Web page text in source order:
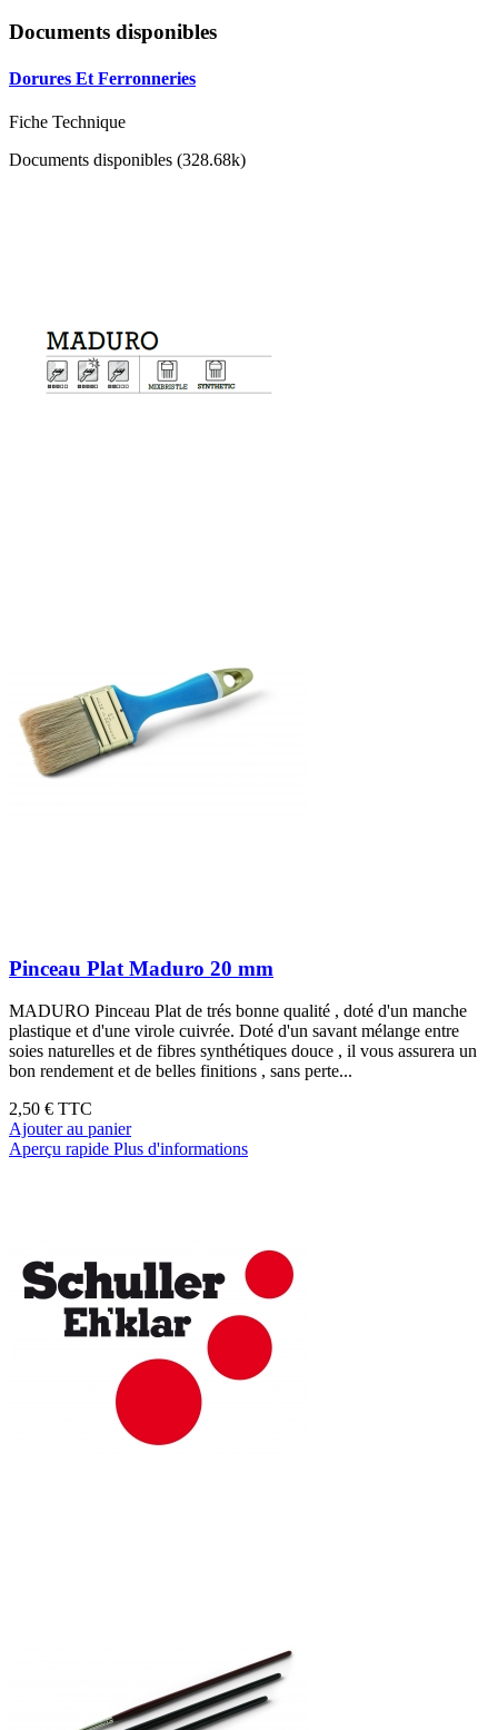
Documents disponibles
Dorures Et Ferronneries
Fiche Technique
Documents disponibles (328.68k)
Pinceau Plat Maduro 20 mm
MADURO Pinceau Plat de trés bonne qualité , doté d'un manche
plastique et d'une virole cuivrée. Doté d'un savant mélange entre
soies naturelles et de fibres synthétiques douce , il vous assurera un
bon rendement et de belles finitions , sans perte...
2,50 € TTC
Ajouter au panier
Aperçu rapide Plus d'informations